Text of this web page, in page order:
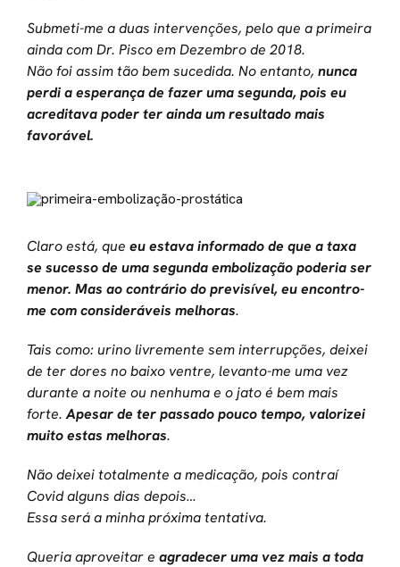
Submeti-me a duas intervenções, pelo que a primeira
ainda com Dr. Pisco em Dezembro de 2018.
Não foi assim tão bem sucedida. No entanto, nunca
perdi a esperança de fazer uma segunda, pois eu
acreditava poder ter ainda um resultado mais
favorável.
Claro está, que eu estava informado de que a taxa
se sucesso de uma segunda embolização poderia ser
menor. Mas ao contrário do previsível, eu encontro-
me com consideráveis melhoras.
Tais como: urino livremente sem interrupções, deixei
de ter dores no baixo ventre, levanto-me uma vez
durante a noite ou nenhuma e o jato é bem mais
forte.Apesar de ter passado pouco tempo, valorizei
muito estas melhoras.
Não deixei totalmente a medicação, pois contraí
Covid alguns dias depois…
Essa será a minha próxima tentativa.
Queria aproveitar e agradecer uma vez mais a toda